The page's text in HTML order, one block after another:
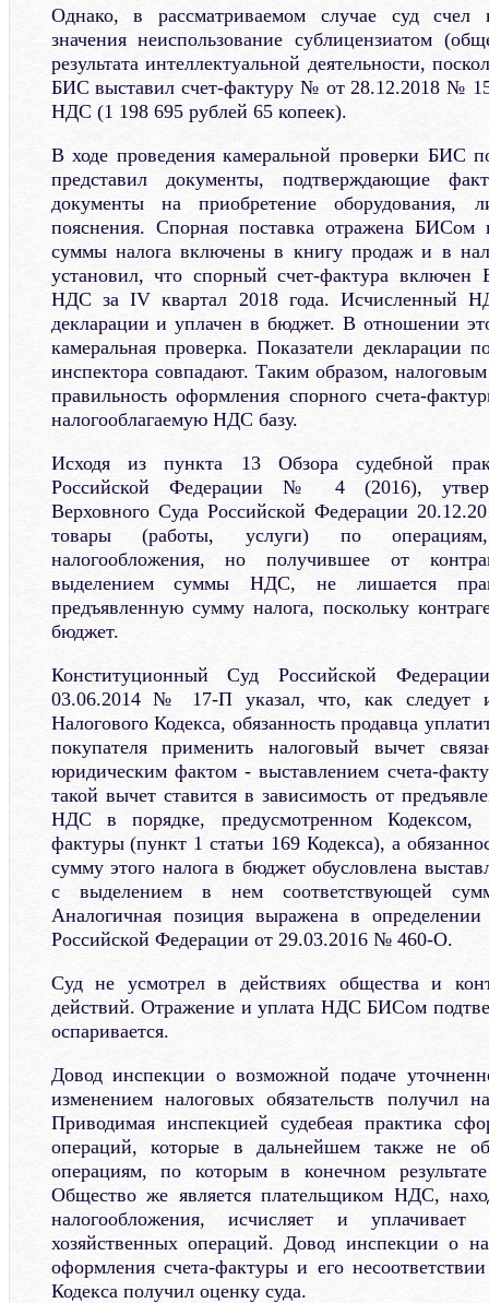
Однако, в рассматриваемом случае суд
значения неиспользование сублицензиатом
результата интеллектуальной деятельности,
БИС выставил счет-фактуру № от 28.12.2018 №
НДС (1 198 695 рублей 65 копеек).
В ходе проведения камеральной проверки БИС
представил документы, подтверждающие
документы на приобретение
пояснения. Спорная поставка отражена БИСом
суммы налога включены в книгу продаж и в
установил, что спорный счет-фактура
НДС за IV квартал 2018 года. Исчисленный
декларации и уплачен в бюджет. В отношении
камеральная проверка. Показатели декларации
инспектора совпадают. Таким образом,
правильность оформления спорного счета-
налогооблагаемую НДС базу.
Исходя из пункта 13 Обзора судебной
Российской Федерации № 4 (2016),
Верховного Суда Российской Федерации
товары (работы, услуги) по
налогообложения, но получившее от
выделением суммы НДС, не лишается
предъявленную сумму налога, поскольку
бюджет.
Конституционный Суд Российской
03.06.2014 № 17-П указал, что, как следует
Налогового Кодекса, обязанность продавца
покупателя применить налоговый вычет
юридическим фактом - выставлением счета-
такой вычет ставится в зависимость от
НДС в порядке, предусмотренном Кодексом,
фактуры (пункт 1 статьи 169 Кодекса), а
сумму этого налога в бюджет обусловлена
с выделением в нем соответствующей
Аналогичная позиция выражена в
Российской Федерации от 29.03.2016 № 460-О.
Суд не усмотрел в действиях общества и
действий. Отражение и уплата НДС БИСом
оспаривается.
Довод инспекции о возможной подаче
изменением налоговых обязательств получил
Приводимая инспекцией судебеая практика
операций, которые в дальнейшем также не
операциям, по которым в конечном
Общество же является плательщиком НДС,
налогообложения, исчисляет и
хозяйственных операций. Довод инспекции о
оформления счета-фактуры и его
Кодекса получил оценку суда.